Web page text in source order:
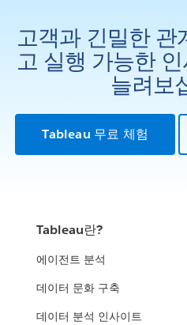
고객과 긴밀한 관
고 실행 가능한
늘려보
Tableau 무료 체험
Tableau란?
에이전트 분석
데이터 문화 구축
데이터 분석 인사이트